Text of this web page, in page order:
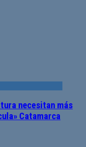
necesitan más
Catamarca